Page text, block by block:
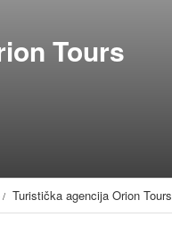
Tours
Turistička agencija Orion Tours